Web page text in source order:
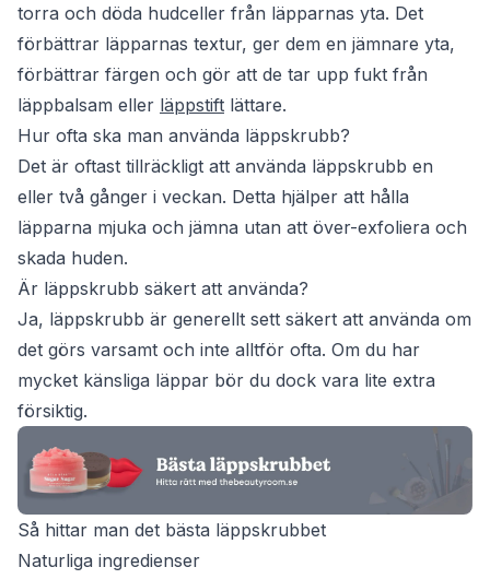
torra och döda hudceller från läpparnas yta. Det
förbättrar läpparnas textur, ger dem en jämnare yta,
förbättrar färgen och gör att de tar upp fukt från
läppbalsam eller läppstift lättare.
Hur ofta ska man använda läppskrubb?
Det är oftast tillräckligt att använda läppskrubb en
eller två gånger i veckan. Detta hjälper att hålla
läpparna mjuka och jämna utan att över-exfoliera och
skada huden.
Är läppskrubb säkert att använda?
Ja, läppskrubb är generellt sett säkert att använda om
det görs varsamt och inte alltför ofta. Om du har
mycket känsliga läppar bör du dock vara lite extra
försiktig.
Så hittar man det bästa läppskrubbet
Naturliga ingredienser